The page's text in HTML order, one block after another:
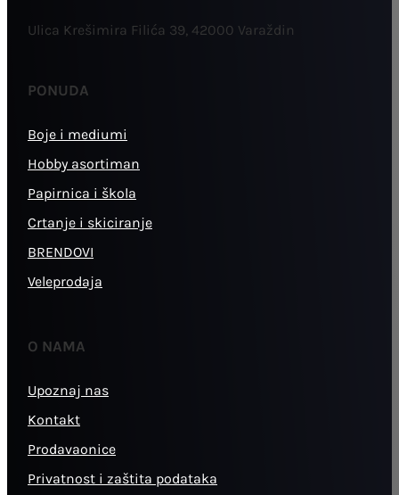
Ulica Krešimira Filića 39, 42000 Varaždin
PONUDA
Boje i mediumi
Hobby asortiman
Papirnica i škola
Crtanje i skiciranje
BRENDOVI
Veleprodaja
O NAMA
Upoznaj nas
Kontakt
Prodavaonice
Privatnost i zaštita podataka